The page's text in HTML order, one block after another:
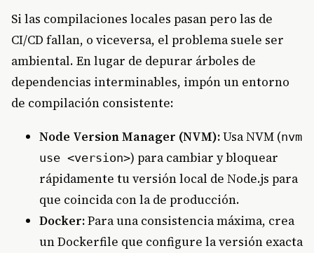
Si las compilaciones locales pasan pero las de
CI/CD fallan, o viceversa, el problema suele ser
ambiental. En lugar de depurar árboles de
dependencias interminables, impón un entorno
de compilación consistente:
Node Version Manager (NVM):Usa NVM (nvm
use <version>) para cambiar y bloquear
rápidamente tu versión local de Node.js para
que coincida con la de producción.
Docker:Para una consistencia máxima, crea
un Dockerfile que configure la versión exacta